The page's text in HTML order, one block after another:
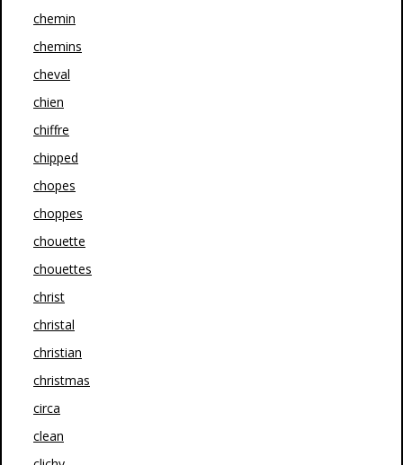
chemin
chemins
cheval
chien
chiffre
chipped
chopes
choppes
chouette
chouettes
christ
christal
christian
christmas
circa
clean